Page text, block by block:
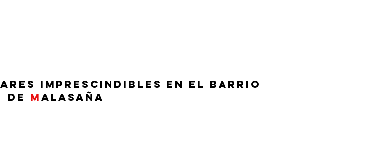
ares imprescindibles en el barrio
de M alasaña